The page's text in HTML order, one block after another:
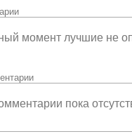
момент лучшие не
пока